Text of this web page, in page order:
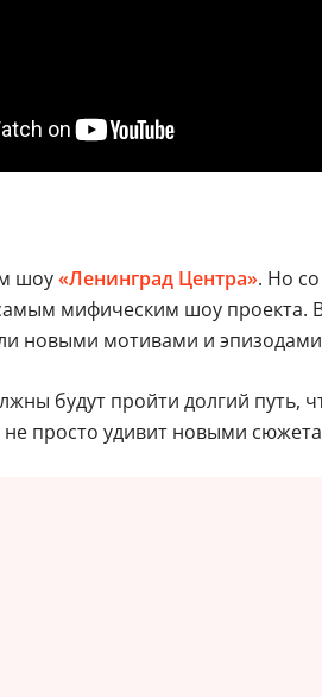
шоу«Ленинград Центра». Но
мифическим шоу проекта.
новыми мотивами и
будут пройти долгий путь,
просто удивит новыми